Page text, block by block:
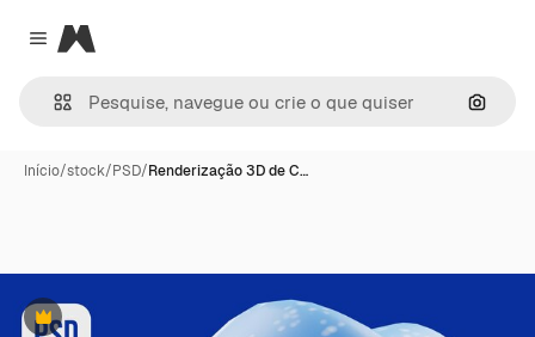
Close menu
Magnific
Início/stock/PSD/Renderização 3D de C…
Premium